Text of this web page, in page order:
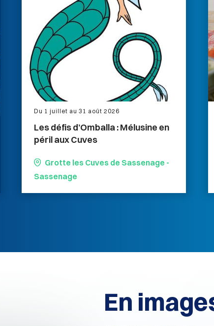
Du 1 juillet au 31 août 2026
Les défis d’Omballa : Mélusine en
péril aux Cuves
Grotte les Cuves de Sassenage -
Sassenage
En